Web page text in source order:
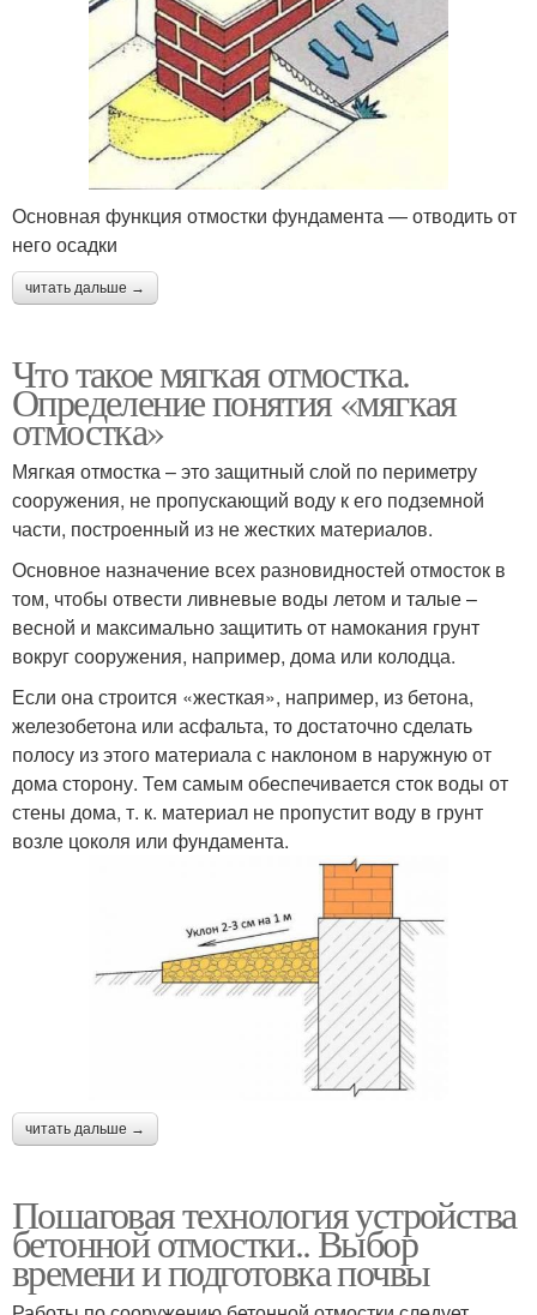
Основная функция отмостки фундамента — отводить от
него осадки
читать дальше →
Что такое мягкая отмостка.
Определение понятия «мягкая
отмостка»
Мягкая отмостка – это защитный слой по периметру
сооружения, не пропускающий воду к его подземной
части, построенный из не жестких материалов.
Основное назначение всех разновидностей отмосток в
том, чтобы отвести ливневые воды летом и талые –
весной и максимально защитить от намокания грунт
вокруг сооружения, например, дома или колодца.
Если она строится «жесткая», например, из бетона,
железобетона или асфальта, то достаточно сделать
полосу из этого материала с наклоном в наружную от
дома сторону. Тем самым обеспечивается сток воды от
стены дома, т. к. материал не пропустит воду в грунт
возле цоколя или фундамента.
читать дальше →
Пошаговая технология устройства
бетонной отмостки.. Выбор
времени и подготовка почвы